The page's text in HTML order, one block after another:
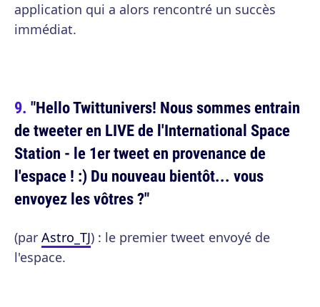
application qui a alors rencontré un succès
immédiat.
"Hello Twittunivers! Nous sommes entrain
de tweeter en LIVE de l'International Space
Station - le 1er tweet en provenance de
l'espace ! :) Du nouveau bientôt... vous
envoyez les vôtres ?"
(par Astro_TJ) : le premier tweet envoyé de
l'espace.